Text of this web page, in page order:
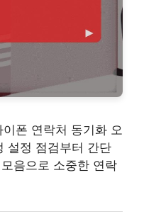
폰 연락처 동기화 오
설정 점검부터 간단
음으로 소중한 연락